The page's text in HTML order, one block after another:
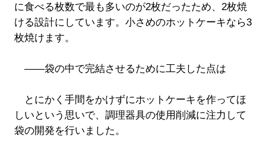
に食べる枚数で最も多いのが2枚だったため、2枚焼
ける設計にしています。小さめのホットケーキなら3
枚焼けます。
――袋の中で完結させるために工夫した点は
とにかく手間をかけずにホットケーキを作ってほ
しいという思いで、調理器具の使用削減に注力して
袋の開発を行いました。